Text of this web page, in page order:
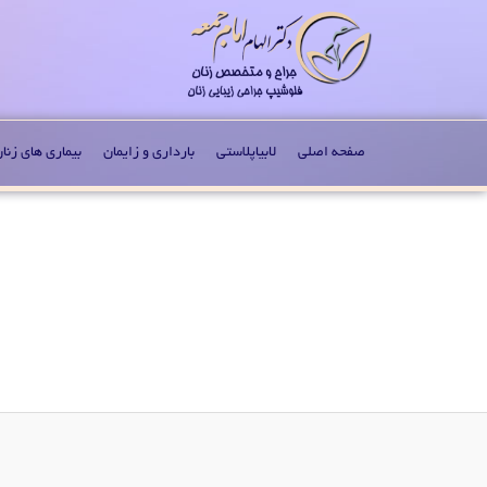
صفحه اصلی لابیاپلاستی بارداری و زایمان بیماری های